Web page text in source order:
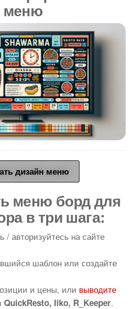
меню
дизайн меню
меню борд для
в три шага:
/ авторизуйтесь на сайте
шаблон или создайте
и цены, или выводите
QuickResto, Iiko, R_Keeper.